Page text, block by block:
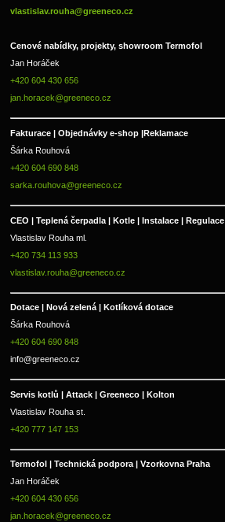
vlastislav.rouha@greeneco.cz
Cenové nabídky, projekty, showroom Termofol
Jan Horáček
+420 604 430 656
jan.horacek@greeneco.cz
Fakturace | Objednávky e-shop |Reklamace
Šárka Rouhová
+420 604 690 848
sarka.rouhova@greeneco.cz
CEO | Teplená čerpadla | Kotle | Instalace | Regulace
Vlastislav Rouha ml.
+420 734 113 933
vlastislav.rouha@greeneco.cz
Dotace | Nová zelená | Kotlíková dotace
Šárka Rouhová
+420 604 690 848
info@greeneco.cz
Servis kotlů | Attack | Greeneco | Kolton
Vlastislav Rouha st.
+420 777 147 153
Termofol | Technická podpora | Vzorkovna Praha
Jan Horáček
+420 604 430 656
jan.horacek@greeneco.cz